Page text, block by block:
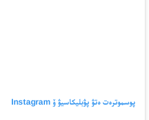
پوسموترەت ەتۋ پۋبليكاسيۋ ۆ Instagram